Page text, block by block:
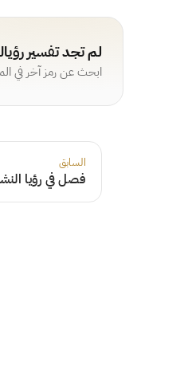
لم تجد تفسير
ابحث عن رمز آخر في
السابق
فصل في رؤيا